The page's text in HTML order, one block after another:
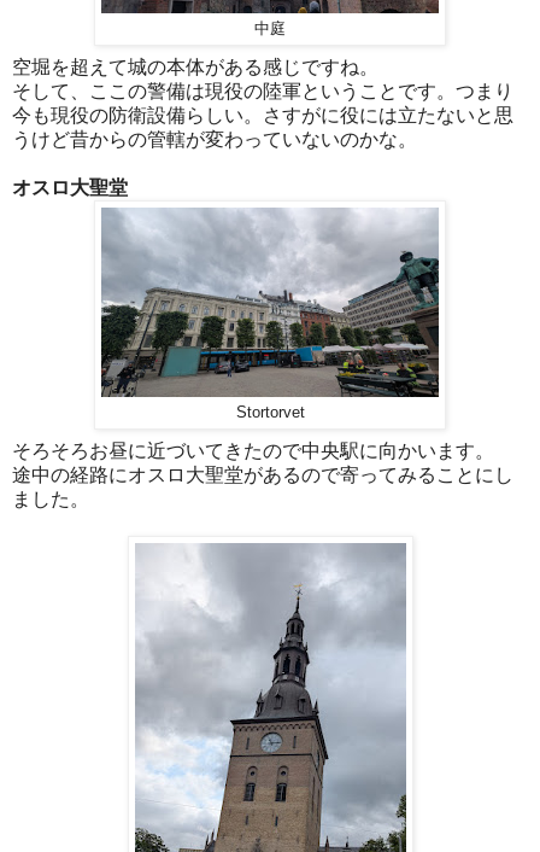
中庭
空堀を超えて城の本体がある感じですね。
そして、ここの警備は現役の陸軍ということです。つまり
今も現役の防衛設備らしい。さすがに役には立たないと思
うけど昔からの管轄が変わっていないのかな。
オスロ大聖堂
Stortorvet
そろそろお昼に近づいてきたので中央駅に向かいます。
途中の経路にオスロ大聖堂があるので寄ってみることにし
ました。